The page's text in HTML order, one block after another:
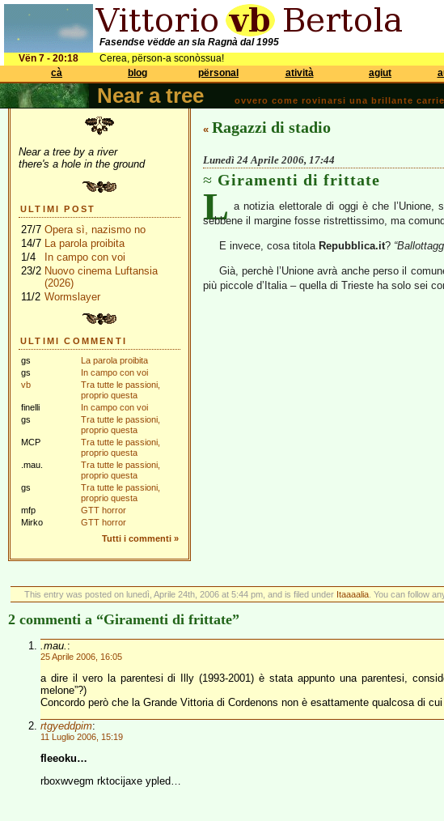
Fasendse vëdde an sla Ragnà dal 1995
Vën 7 - 20:18
Cerea, përson-a sconòssua!
cà
blog përsonal atività agiut
Near a tree ovvero come rovinarsi una brillante
Near a tree by a river
there's a hole in the ground
ULTIMI POST
27/7 Opera sì, nazismo no
14/7 La parola proibita
1/4
In campo con voi
23/2 Nuovo cinema Luftansia
(2026)
11/2 Wormslayer
ULTIMI COMMENTI
gs
La parola proibita
gs
In campo con voi
vb
Tra tutte le passioni,
proprio questa
finelli
In campo con voi
gs
Tra tutte le passioni,
proprio questa
MCP
Tra tutte le passioni,
proprio questa
.mau.
Tra tutte le passioni,
proprio questa
gs
Tra tutte le passioni,
proprio questa
mfp
GTT horror
Mirko
GTT horror
Tutti i commenti »
« Ragazzi di stadio
Lunedì 24 Aprile 2006, 17:44
Giramenti di frittate
L a notizia elettorale di oggi è che l’Unione,
sebbene il margine fosse ristrettissimo, ma
E invece, cosa titola Repubblica.it?“
Già, perchè l’Unione avrà anche perso il
più piccole d’Italia – quella di Trieste ha solo sei
This entry was posted on lunedì, Aprile 24th, 2006 at 5:44 pm, and is filed under Itaaaalia. You can follow
2 commenti a “Giramenti di frittate”
.mau. :
25 Aprile 2006, 16:05
a dire il vero la parentesi di Illy (1993-2001) è stata appunto una parentesi,
melone”?)
Concordo però che la Grande Vittoria di Cordenons non è esattamente qualcosa di
rtgyeddpim:
11 Luglio 2006, 15:19
fleeoku…
rboxwvegm rktocijaxe ypled…